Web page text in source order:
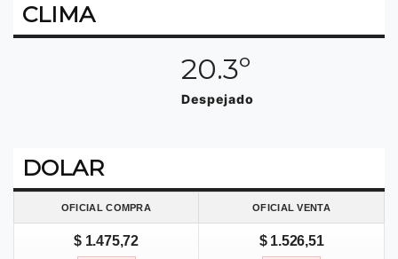
CLIMA
20.3º
Despejado
DOLAR
OFICIAL COMPRA OFICIAL VENTA
$ 1.475,72 $ 1.526,51